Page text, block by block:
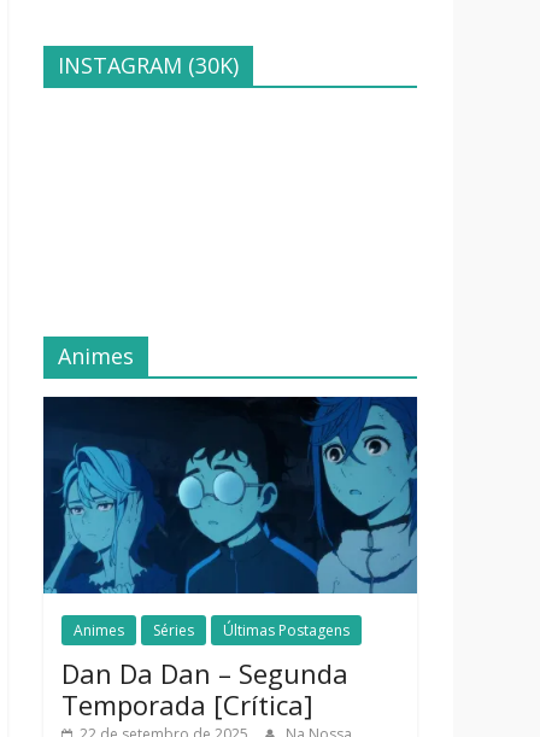
INSTAGRAM (30K)
Animes
Animes Séries Últimas Postagens
Dan Da Dan – Segunda
Temporada [Crítica]